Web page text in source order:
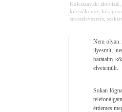
Kulcsszavak: aktivizál
kifestőkönyv,
stresszlevezetés,
Nem olyan
ilyesmit,
barátaim
elvetemült.
Sokan
érdemes